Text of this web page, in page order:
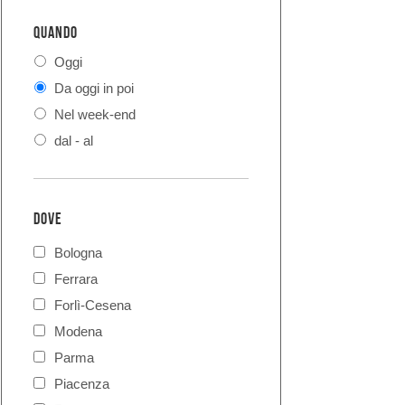
QUANDO
Oggi
Da oggi in poi
Nel week-end
dal - al
DOVE
Bologna
Ferrara
Forlì-Cesena
Modena
Parma
Piacenza